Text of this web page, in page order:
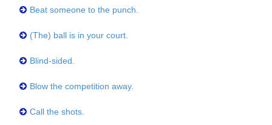
Beat someone to the punch.
(The) ball is in your court.
Blind-sided.
Blow the competition away.
Call the shots.